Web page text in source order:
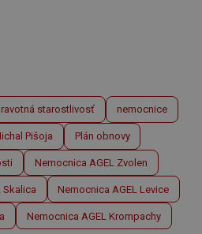
starostlivosť nemocnice
Pišoja Plán obnovy
Nemocnica AGEL Zvolen
Skalica Nemocnica AGEL Levice
Nemocnica AGEL Krompachy